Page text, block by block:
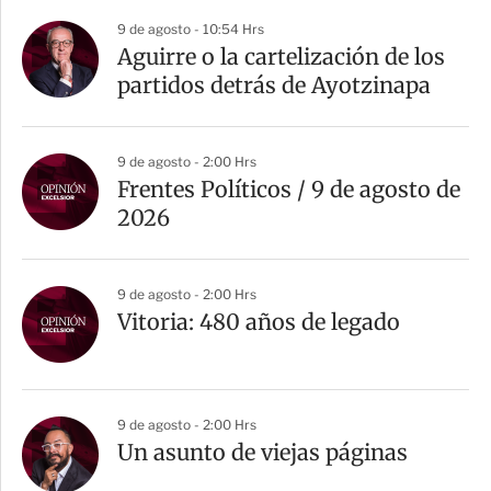
a
r
t
9 de agosto - 10:54 Hrs
Aguirre o la cartelización de los
partidos detrás de Ayotzinapa
9 de agosto - 2:00 Hrs
Frentes Políticos / 9 de agosto de
2026
9 de agosto - 2:00 Hrs
Vitoria: 480 años de legado
9 de agosto - 2:00 Hrs
Un asunto de viejas páginas